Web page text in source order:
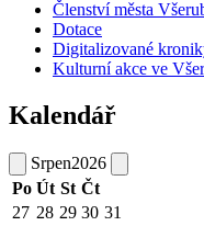
Členství města
Dotace
Digitalizované
Kulturní akce ve
Kalendář
Srpen2026
Po Út St Čt
27 28 29 30 31